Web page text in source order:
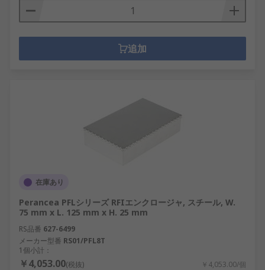
追加
在庫あり
Perancea PFLシリーズ RFIエンクロージャ, スチール, W.
75 mm x L. 125 mm x H. 25 mm
RS品番 627-6499
メーカー型番 RS01/PFL8T
1個小計：
￥4,053.00(税抜) ￥4,053.00/個